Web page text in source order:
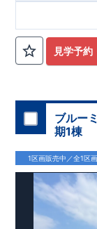
・ひかり幼稚園
ンを採用！​タ
高です。 ​・1階
備蓄が行え家事
は、アウトドア
２階のウォーク
行えます！ ​ お気
営業所
ど​
https://www.e-
見学予約
ブルー
期1棟
1区画販売中／全1区画